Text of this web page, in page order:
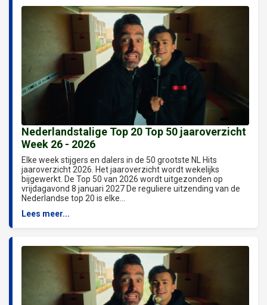
Nederlandstalige Top 20 Top 50 jaaroverzicht
Week 26 - 2026
Elke week stijgers en dalers in de 50 grootste NL Hits
jaaroverzicht 2026. Het jaaroverzicht wordt wekelijks
bijgewerkt. De Top 50 van 2026 wordt uitgezonden op
vrijdagavond 8 januari 2027 De reguliere uitzending van de
Nederlandse top 20 is elke...
Lees meer...